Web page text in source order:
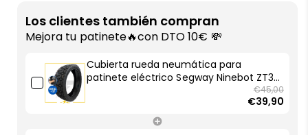
rueda
neumática
para
patinete
eléctrico
Segway
Ninebot
rueda
neumática
patinete
eléctrico
Los clientes también compran
Mejora tu patinete🔥con DTO 10€ 💸
Cubierta rueda neumática para
patinete eléctrico Segway Ninebot ZT3
Pro MAX G3 E 70/60-7,5 Offroad con GEL
€45,00
€39,90